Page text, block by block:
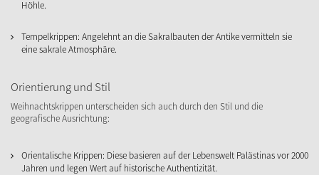
Höhle.
Tempelkrippen: Angelehnt an die Sakralbauten der Antike vermitteln sie
eine sakrale Atmosphäre.
Orientierung und Stil
Weihnachtskrippen unterscheiden sich auch durch den Stil und die
geografische Ausrichtung:
Orientalische Krippen: Diese basieren auf der Lebenswelt Palästinas vor 2000
Jahren und legen Wert auf historische Authentizität.